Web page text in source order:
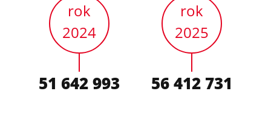
rok
2024
51 642 993
rok
2025
56 412 731